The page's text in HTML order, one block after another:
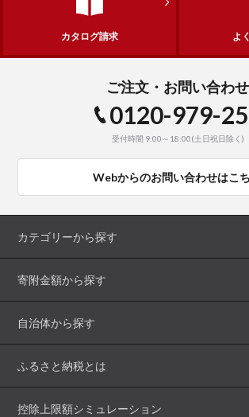
カタログ請求 よ
ご注文・お問い合わせ
0120-979-
受付時間 9:00～18:00(土日祝日除く)
Webからのお問い合わせはこ
カテゴリーから探す
寄附金額から探す
自治体から探す
ふるさと納税とは
控除上限額シミュレーション